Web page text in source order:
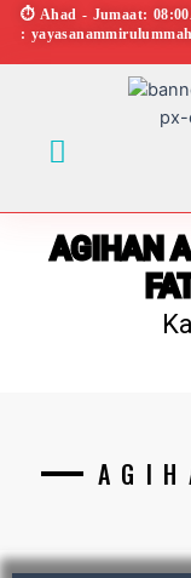
Skip
content
⏱︎ Ahad - Jumaat:
:
Menu
AGIHAN